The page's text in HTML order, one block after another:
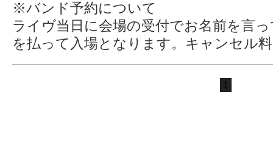
※バンド予約について
ライヴ当日に会場の受付でお名前を言
を払って入場となります。キャンセル
1